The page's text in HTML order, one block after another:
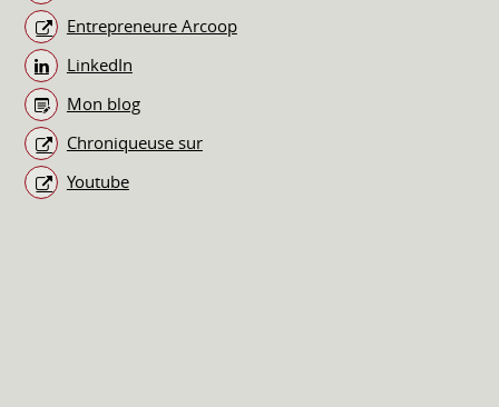
Entrepreneure Arcoop
LinkedIn
Mon blog
Chroniqueuse sur
Youtube